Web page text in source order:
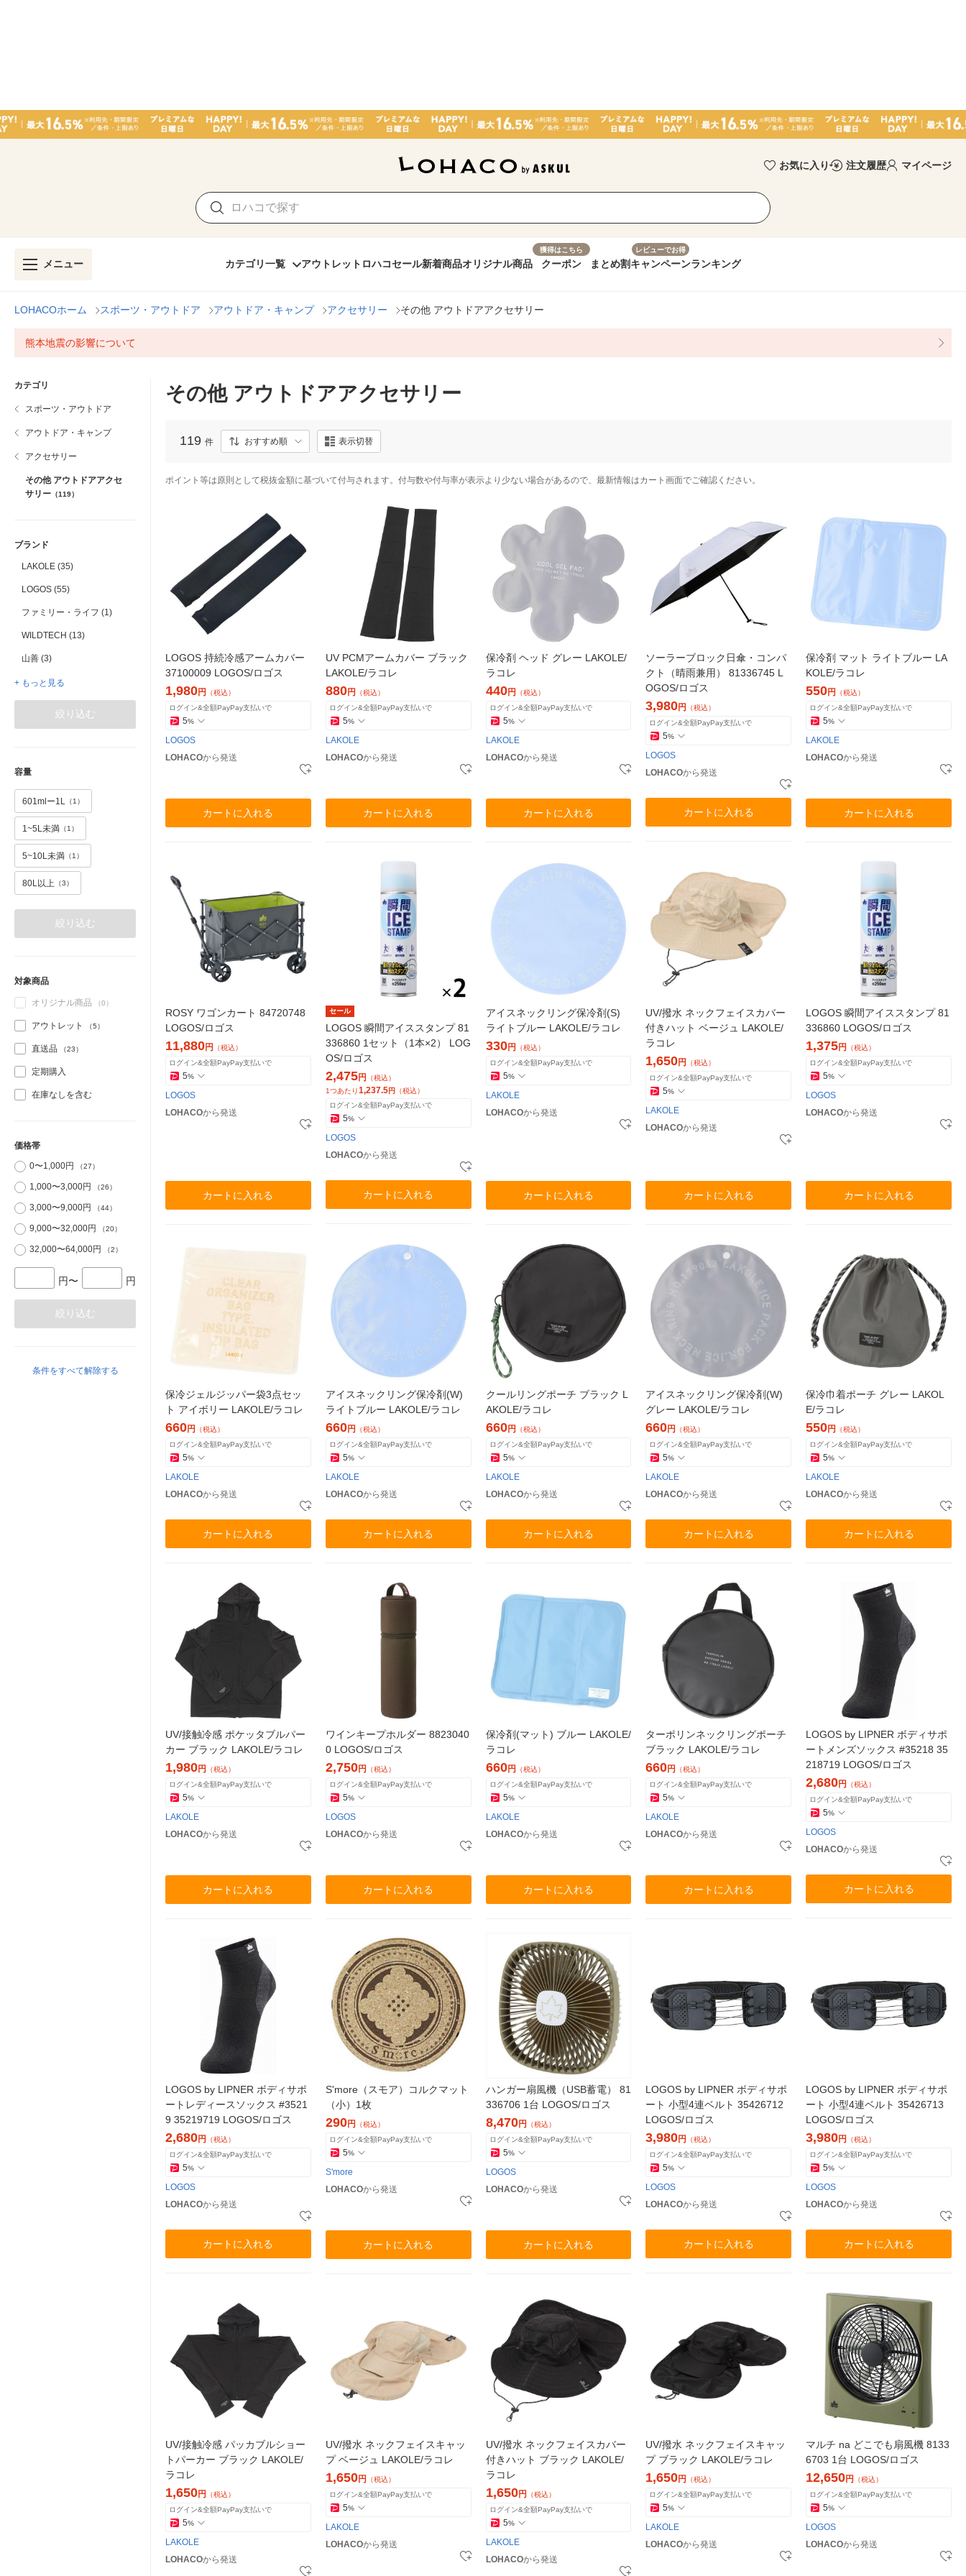
お気に入り 注文履歴 マイページ
メニュー カテゴリ一覧 アウトレット ロハコセール新着商品オリジナル商品
獲得はこちら
クーポン まとめ割
レビューでお得
キャンペーンランキング
LOHACOホーム スポーツ・アウトドア アウトドア・キャンプ アクセサリー その他 アウトドアアクセサリー
熊本地震の影響について
カテゴリ
スポーツ・アウトドア
アウトドア・キャンプ
アクセサリー
その他 アウトドアアクセ
サリー （119）
ブランド
LAKOLE (35)
LOGOS (55)
ファミリー・ライフ (1)
WILDTECH (13)
山善 (3)
+ もっと見る
絞り込む
容量
601mlー1L （1）
1~5L未満 （1）
5~10L未満 （1）
80L以上 （3）
絞り込む
対象商品
オリジナル商品 （0）
アウトレット （5）
直送品 （23）
定期購入
在庫なしを含む
価格帯
0〜1,000円
（27）
1,000〜3,000円 （26）
3,000〜9,000円 （44）
9,000〜32,000円 （20）
32,000〜64,000円 （2）
円〜 円
絞り込む
条件をすべて解除する
その他 アウトドアアクセサリー
119 件 おすすめ順 表示切替
ポイント等は原則として税抜金額に基づいて付与されます。付与数や付与率が表示より少ない場合があるので、最新情報はカート画面でご確認ください。
LOGOS 持続冷感アームカバー
37100009 LOGOS/ロゴス
1,980円 （税込）
ログイン&全額PayPay支払いで
5%
LOGOS
LOHACOから発送
カートに入れる
UV PCMアームカバー ブラック
LAKOLE/ラコレ
880円 （税込）
ログイン&全額PayPay支払いで
5%
LAKOLE
LOHACOから発送
カートに入れる
保冷剤 ヘッド グレー LAKOLE/
ラコレ
440円 （税込）
ログイン&全額PayPay支払いで
5%
LAKOLE
LOHACOから発送
カートに入れる
ソーラーブロック日傘・コンパ
クト（晴雨兼用） 81336745 L
OGOS/ロゴス
3,980円
（税込）
ログイン&全額PayPay支払いで
5%
LOGOS
LOHACOから発送
カートに入れる
保冷剤 マット ライトブルー LA
KOLE/ラコレ
550円
（税込）
ログイン&全額PayPay支払いで
5%
LAKOLE
LOHACOから発送
カートに入れる
ROSY ワゴンカート 84720748
LOGOS/ロゴス
11,880円 （税込）
ログイン&全額PayPay支払いで
5%
LOGOS
LOHACOから発送
カートに入れる
セール
LOGOS 瞬間アイススタンプ 81
336860 1セット（1本×2） LOG
OS/ロゴス
2,475円 （税込）
1つあたり1,237.5円 （税込）
ログイン&全額PayPay支払いで
5%
LOGOS
LOHACOから発送
カートに入れる
アイスネックリング保冷剤(S)
ライトブルー LAKOLE/ラコレ
330円 （税込）
ログイン&全額PayPay支払いで
5%
LAKOLE
LOHACOから発送
カートに入れる
UV/撥水 ネックフェイスカバー
付きハット ベージュ LAKOLE/
ラコレ
1,650円
（税込）
ログイン&全額PayPay支払いで
5%
LAKOLE
LOHACOから発送
カートに入れる
LOGOS 瞬間アイススタンプ 81
336860 LOGOS/ロゴス
1,375円
（税込）
ログイン&全額PayPay支払いで
5%
LOGOS
LOHACOから発送
カートに入れる
保冷ジェルジッパー袋3点セッ
ト アイボリー LAKOLE/ラコレ
660円
（税込）
ログイン&全額PayPay支払いで
5%
LAKOLE
LOHACOから発送
カートに入れる
アイスネックリング保冷剤(W)
ライトブルー LAKOLE/ラコレ
660円
（税込）
ログイン&全額PayPay支払いで
5%
LAKOLE
LOHACOから発送
カートに入れる
クールリングポーチ ブラック L
AKOLE/ラコレ
660円
（税込）
ログイン&全額PayPay支払いで
5%
LAKOLE
LOHACOから発送
カートに入れる
アイスネックリング保冷剤(W)
グレー LAKOLE/ラコレ
660円
（税込）
ログイン&全額PayPay支払いで
5%
LAKOLE
LOHACOから発送
カートに入れる
保冷巾着ポーチ グレー LAKOL
E/ラコレ
550円
（税込）
ログイン&全額PayPay支払いで
5%
LAKOLE
LOHACOから発送
カートに入れる
UV/接触冷感 ポケッタブルパー
カー ブラック LAKOLE/ラコレ
1,980円
（税込）
ログイン&全額PayPay支払いで
5%
LAKOLE
LOHACOから発送
カートに入れる
ワインキープホルダー 8823040
0 LOGOS/ロゴス
2,750円
（税込）
ログイン&全額PayPay支払いで
5%
LOGOS
LOHACOから発送
カートに入れる
保冷剤(マット) ブルー LAKOLE/
ラコレ
660円
（税込）
ログイン&全額PayPay支払いで
5%
LAKOLE
LOHACOから発送
カートに入れる
ターポリンネックリングポーチ
ブラック LAKOLE/ラコレ
660円
（税込）
ログイン&全額PayPay支払いで
5%
LAKOLE
LOHACOから発送
カートに入れる
LOGOS by LIPNER ボディサポ
ートメンズソックス #35218 35
218719 LOGOS/ロゴス
2,680円
（税込）
ログイン&全額PayPay支払いで
5%
LOGOS
LOHACOから発送
カートに入れる
LOGOS by LIPNER ボディサポ
ートレディースソックス #3521
9 35219719 LOGOS/ロゴス
2,680円
（税込）
ログイン&全額PayPay支払いで
5%
LOGOS
LOHACOから発送
カートに入れる
S'more（スモア）コルクマット
（小）1枚
290円
（税込）
ログイン&全額PayPay支払いで
5%
S'more
LOHACOから発送
カートに入れる
ハンガー扇風機（USB蓄電） 81
336706 1台 LOGOS/ロゴス
8,470円
（税込）
ログイン&全額PayPay支払いで
5%
LOGOS
LOHACOから発送
カートに入れる
LOGOS by LIPNER ボディサポ
ート 小型4連ベルト 35426712
LOGOS/ロゴス
3,980円
（税込）
ログイン&全額PayPay支払いで
5%
LOGOS
LOHACOから発送
カートに入れる
LOGOS by LIPNER ボディサポ
ート 小型4連ベルト 35426713
LOGOS/ロゴス
3,980円
（税込）
ログイン&全額PayPay支払いで
5%
LOGOS
LOHACOから発送
カートに入れる
UV/接触冷感 パッカブルショー
トパーカー ブラック LAKOLE/
ラコレ
1,650円 （税込）
ログイン&全額PayPay支払いで
5%
LAKOLE
LOHACOから発送
UV/撥水 ネックフェイスキャッ
プ ベージュ LAKOLE/ラコレ
1,650円 （税込）
ログイン&全額PayPay支払いで
5%
LAKOLE
LOHACOから発送
UV/撥水 ネックフェイスカバー
付きハット ブラック LAKOLE/
ラコレ
1,650円 （税込）
ログイン&全額PayPay支払いで
5%
LAKOLE
LOHACOから発送
UV/撥水 ネックフェイスキャッ
プ ブラック LAKOLE/ラコレ
1,650円
（税込）
ログイン&全額PayPay支払いで
5%
LAKOLE
LOHACOから発送
マルチ na どこでも扇風機 8133
6703 1台 LOGOS/ロゴス
12,650円
（税込）
ログイン&全額PayPay支払いで
5%
LOGOS
LOHACOから発送